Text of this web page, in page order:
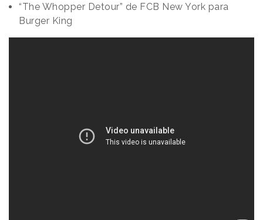
“The Whopper Detour” de FCB New York para
Burger King